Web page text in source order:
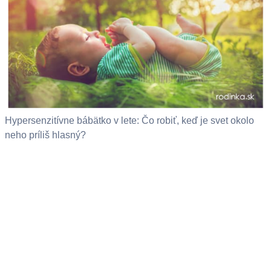
Hypersenzitívne bábätko v lete: Čo robiť, keď je svet okolo
neho príliš hlasný?